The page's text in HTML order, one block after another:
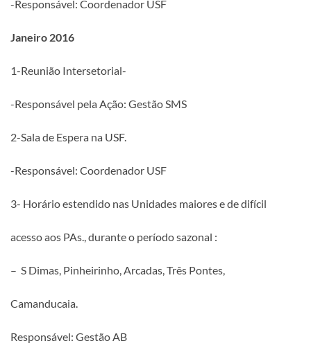
-Responsável: Coordenador USF
Janeiro 2016
1-Reunião Intersetorial-
-Responsável pela Ação: Gestão SMS
2-Sala de Espera na USF.
-Responsável: Coordenador USF
3- Horário estendido nas Unidades maiores e de difícil
acesso aos PAs., durante o período sazonal :
– S Dimas, Pinheirinho, Arcadas, Três Pontes,
Camanducaia.
Responsável: Gestão AB